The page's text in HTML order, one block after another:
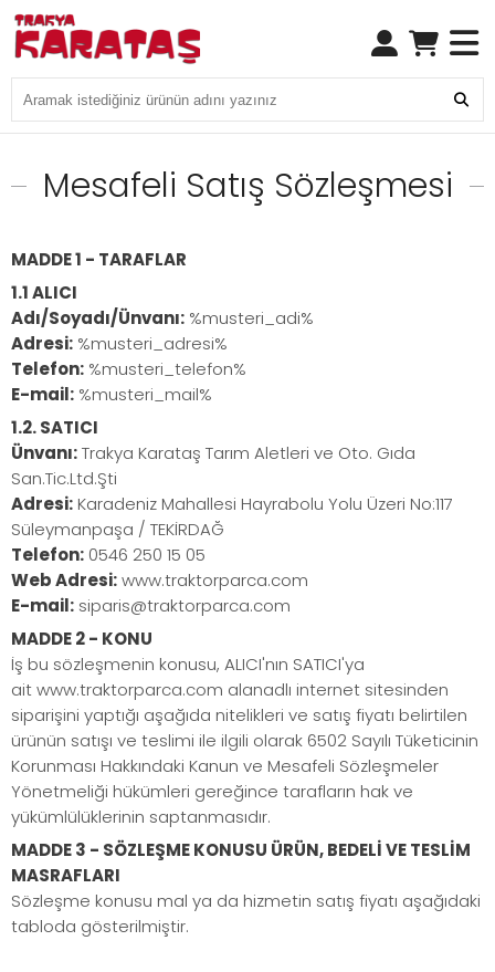
Mesafeli Satış Sözleşmesi
MADDE 1 - TARAFLAR
1.1 ALICI
Adı/Soyadı/Ünvanı: %musteri_adi%
Adresi: %musteri_adresi%
Telefon: %musteri_telefon%
E-mail: %musteri_mail%
1.2. SATICI
Ünvanı:Trakya Karataş Tarım Aletleri ve Oto. Gıda
San.Tic.Ltd.Şti
Adresi: Karadeniz Mahallesi Hayrabolu Yolu Üzeri No:117
Süleymanpaşa / TEKİRDAĞ
Telefon: 0546 250 15 05
Web Adresi:www.traktorparca.com
E-mail: siparis@traktorparca.com
MADDE 2 - KONU
İş bu sözleşmenin konusu, ALICI'nın SATICI'ya
ait www.traktorparca.com alanadlı internet sitesinden
siparişini yaptığı aşağıda nitelikleri ve satış fiyatı belirtilen
ürünün satışı ve teslimi ile ilgili olarak 6502 Sayılı Tüketicinin
Korunması Hakkındaki Kanun ve Mesafeli Sözleşmeler
Yönetmeliği hükümleri gereğince tarafların hak ve
yükümlülüklerinin saptanmasıdır.
MADDE 3 - SÖZLEŞME KONUSU ÜRÜN, BEDELİ VE TESLİM
MASRAFLARI
Sözleşme konusu mal ya da hizmetin satış fiyatı aşağıdaki
tabloda gösterilmiştir.